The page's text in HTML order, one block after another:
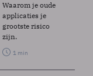
Waarom je oude
applicaties je
grootste risico
zijn.
1 min